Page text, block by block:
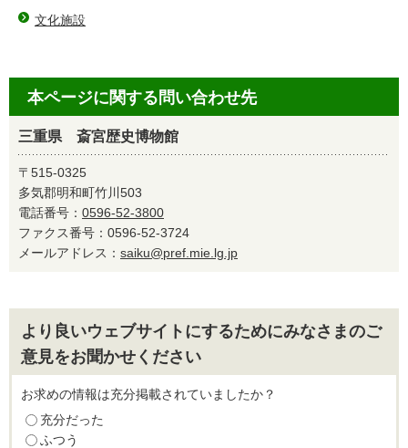
文化施設
本ページに関する問い合わせ先
三重県 斎宮歴史博物館
〒515-0325
多気郡明和町竹川503
電話番号： 0596-52-3800
ファクス番号：0596-52-3724
メールアドレス： saiku@pref.mie.lg.jp
より良いウェブサイトにするためにみなさまのご
意見をお聞かせください
お求めの情報は充分掲載されていましたか？
充分だった
ふつう